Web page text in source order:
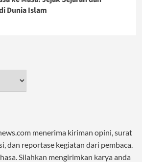
Dunia Islam
menerima kiriman opini, surat
dan reportase kegiatan dari pembaca.
Silahkan mengirimkan karya anda